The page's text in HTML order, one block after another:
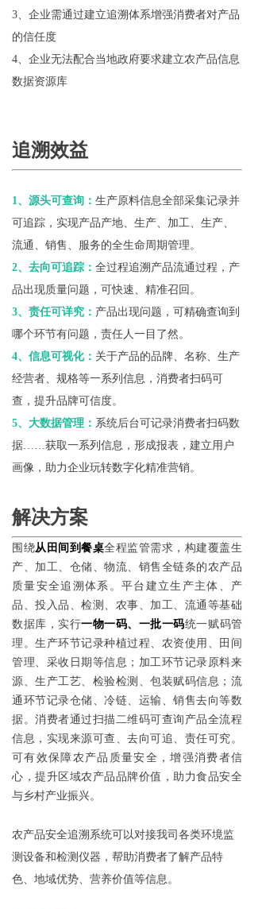
3、企业需通过建立追溯体系增强消费者对产品
的信任度
4、企业无法配合当地政府要求建立农产品信息
数据资源库
追溯效益
1、源头可查询： 生产原料信息全部采集记录并
可追踪，实现产品产地、生产、加工、生产、
流通、销售、服务的全生命周期管理。
2、去向可追踪： 全过程追溯产品流通过程，产
品出现质量问题，可快速、精准召回。
3、责任可详究： 产品出现问题，可精确查询到
哪个环节有问题，责任人一目了然。
4、信息可视化： 关于产品的品牌、名称、生产
经营者、规格等一系列信息，消费者扫码可
查，提升品牌可信度。
5、大数据管理： 系统后台可记录消费者扫码数
据……获取一系列信息，形成报表，建立用户
画像，助力企业玩转数字化精准营销。
解决方案
围绕从田间到餐桌全程监管需求，构建覆盖生
产、加工、仓储、物流、销售全链条的农产品
质量安全追溯体系。平台建立生产主体、产
品、投入品、检测、农事、加工、流通等基础
数据库，实行一物一码、一批一码统一赋码管
理。生产环节记录种植过程、农资使用、田间
管理、采收日期等信息；加工环节记录原料来
源、生产工艺、检验检测、包装赋码信息；流
通环节记录仓储、冷链、运输、销售去向等数
据。消费者通过扫描二维码可查询产品全流程
信息，实现来源可查、去向可追、责任可究。
可有效保障农产品质量安全，增强消费者信
心，提升区域农产品品牌价值，助力食品安全
与乡村产业振兴。
农产品安全追溯系统可以对接我司各类环境监
测设备和检测仪器，帮助消费者了解产品特
色、地域优势、营养价值等信息。